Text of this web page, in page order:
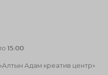
15:00
Адам креатив центр»